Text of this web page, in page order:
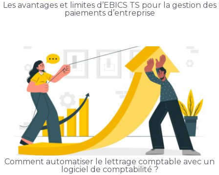
Les avantages et limites d’EBICS TS pour la gestion des
paiements d’entreprise
Comment automatiser le lettrage comptable avec un
logiciel de comptabilité ?